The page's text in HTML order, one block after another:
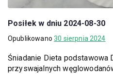
Posiłek w dniu 2024-08-30
Opublikowano30 sierpnia 2024
Śniadanie Dieta podstawowa
przyswajalnych